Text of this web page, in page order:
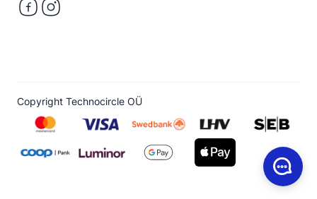
Copyright Technocircle OÜ